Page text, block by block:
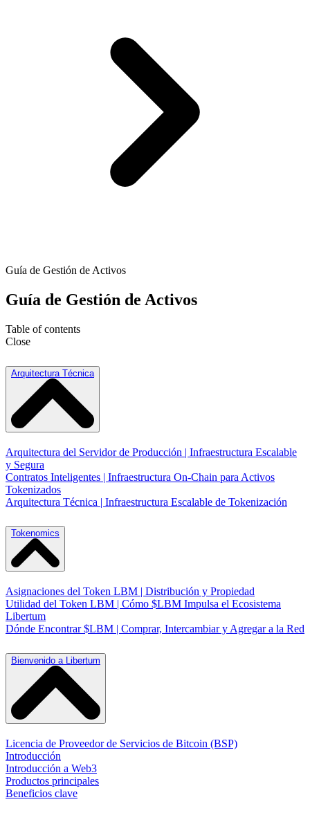
Guía de Gestión de Activos
Guía de Gestión de Activos
Table of contents
Close
Arquitectura Técnica
Arquitectura del Servidor de Producción | Infraestructura Escalable
y Segura
Contratos Inteligentes | Infraestructura On-Chain para Activos
Tokenizados
Arquitectura Técnica | Infraestructura Escalable de Tokenización
Tokenomics
Asignaciones del Token LBM | Distribución y Propiedad
Utilidad del Token LBM | Cómo $LBM Impulsa el Ecosistema
Libertum
Dónde Encontrar $LBM | Comprar, Intercambiar y Agregar a la Red
Bienvenido a Libertum
Licencia de Proveedor de Servicios de Bitcoin (BSP)
Introducción
Introducción a Web3
Productos principales
Beneficios clave